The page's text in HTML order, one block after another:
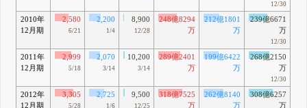
12/30
2010年
12月期
2,580
6/21
2,200
1/4
8,900
12/28
248億8294
万
212億1801
万
239億6671
万
12/30
2011年
12月期
2,999
5/18
2,070
3/14
10,200
3/14
289億2401
万
199億6422
万
268億2150
万
12/30
2012年
12月期
3,305
5/28
2,725
1/6
9,500
12/25
318億7525
万
262億8140
万
308億6257
万